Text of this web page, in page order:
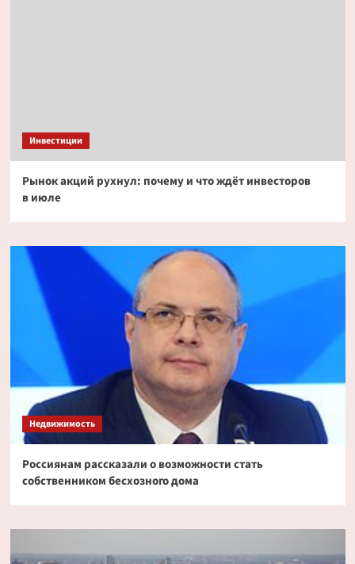
Инвестиции
Рынок акций рухнул: почему и что ждёт инвесторов
в июле
Недвижимость
Россиянам рассказали о возможности стать
собственником бесхозного дома